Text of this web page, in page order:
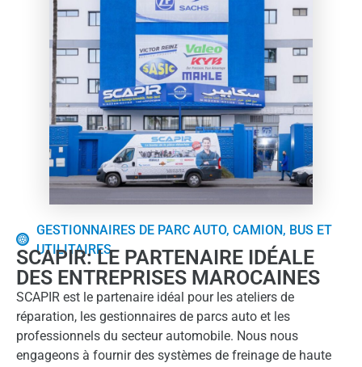
GESTIONNAIRES DE PARC AUTO, CAMION, BUS ET
UTILITAIRES
SCAPIR: LE PARTENAIRE IDÉALE
DES ENTREPRISES MAROCAINES
SCAPIR est le partenaire idéal pour les ateliers de
réparation, les gestionnaires de parcs auto et les
professionnels du secteur automobile. Nous nous
engageons à fournir des systèmes de freinage de haute